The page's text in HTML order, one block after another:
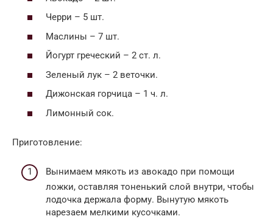
Черри – 5 шт.
Маслины – 7 шт.
Йогурт греческий – 2 ст. л.
Зеленый лук – 2 веточки.
Дижонская горчица – 1 ч. л.
Лимонный сок.
Приготовление:
Вынимаем мякоть из авокадо при помощи
ложки, оставляя тоненький слой внутри, чтобы
лодочка держала форму. Вынутую мякоть
нарезаем мелкими кусочками.